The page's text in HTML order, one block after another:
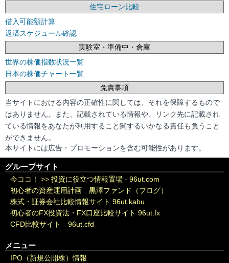
住宅ローン比較
借入可能額計算
返済スケジュール確認
実験室・準備中・倉庫
世界の株価指数状況一覧
日本の株価チャート一覧
免責事項
当サイトにおける内容の正確性に関しては、それを保障するもので
はありません。また、記載されている情報や、リンク先に記載され
ている情報をあなたが利用すること関するいかなる責任も負うこと
ができません。
本サイトには広告・プロモーションを含む可能性があります。
グループサイト
今ココ！ >> 投資に役立つ情報置場 - 96ut.com
初心者の資産運用計画 黒澤ファンド（ブログ）
株式・証券会社比較情報サイト 96ut.kabu
初心者のFX投資法・FX口座比較サイト 96ut.fx
CFD比較サイト 96ut.cfd
メニュー
IPO（新規公開株）情報